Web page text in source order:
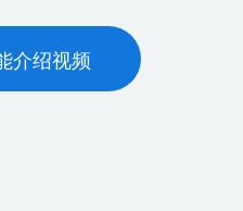
介绍视频